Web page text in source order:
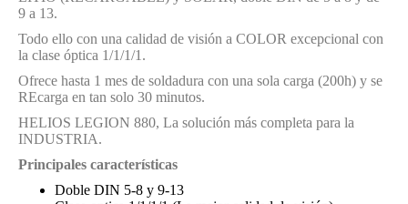
9 a 13.
Todo ello con una calidad de visión a COLOR excepcional con
la clase óptica 1/1/1/1.
Ofrece hasta 1 mes de soldadura con una sola carga (200h) y se
REcarga en tan solo 30 minutos.
HELIOS LEGION 880, La solución más completa para la
INDUSTRIA.
Principales características
Doble DIN 5-8 y 9-13